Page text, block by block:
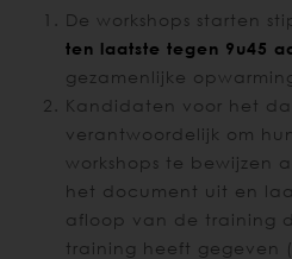
De workshops starten
ten laatste tegen 9u45
gezamenlijke
Kandidaten voor het
verantwoordelijk om
workshops te bewijzen
het document uit en
afloop van de training
training heeft gegeven